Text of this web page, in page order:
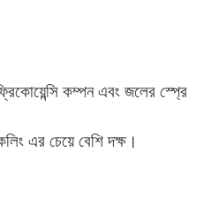
কম্পন এবং জলের স্প্রে
এর চেয়ে বেশি দক্ষ।